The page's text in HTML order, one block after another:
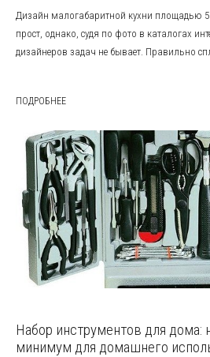
Дизайн малогабаритной кухни площадью 5
прост, однако, судя по фото в каталогах
дизайнеров задач не бывает. Правильно
ПОДРОБНЕЕ
Набор инструментов для дома:
минимум для домашнего